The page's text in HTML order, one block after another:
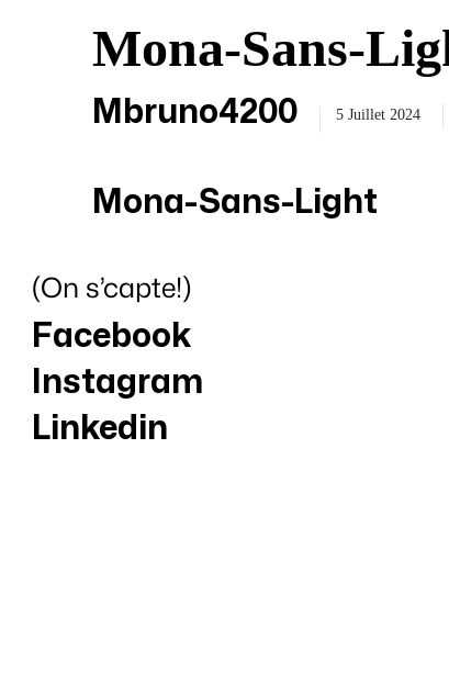
Mona-Sans-
Mbruno4200 5 Juillet 2024
Mona-Sans-Light
(On s’capte!)
Facebook
Instagram
Linkedin